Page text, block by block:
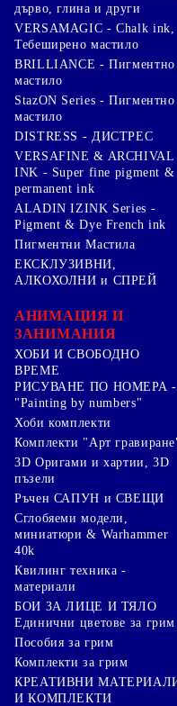
дърво, глина и други
VERSAMAGIC - Chalk ink,
Тебеширено мастило
BRILLIANCE - Пигментно
мастило
StazON Series - Пигментно
мастило
DISTRESS - ДИСТРЕС
VERSAFINE & ARCHIVAL
INK - Super fine pigment &
permanent ink
ALADIN IZINK Series -
Pigment & Dye French ink
Пигментни Мастила
ЕКСКЛУЗИВНИ,
АЛКОХОЛНИ и СПРЕЙ
АНИМАЦИЯ И
ЗАНИМАНИЯ
ХОБИ И СВОБОДНО
ВРЕМЕ
РИСУВАНЕ ПО НОМЕРА -
"Painting by numbers"
Хоби комплекти
Комплекти "Арт
3D Оригами и хартии, 3D
пъзели
Ръчен САПУН и СВЕЩИ
Сглобяеми модели,
миниатюри & Warhammer
40k
Квилинг техника -
материали
БОИ ЗА ЛИЦЕ И ТЯЛО
Единични цветове за грим
Пособия за грим
Комплекти за грим
КРЕАТИВНИ
И КОМПЛЕКТИ